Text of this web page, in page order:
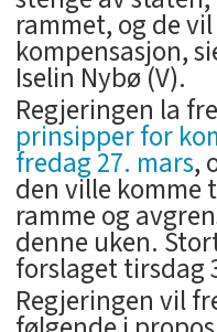
rammet, og de
kompensasjon,
Iselin Nybø (V).
Regjeringen la
prinsipper for
fredag 27. mars,
den ville komme
ramme og
denne uken.
forslaget tirsdag
Regjeringen vil